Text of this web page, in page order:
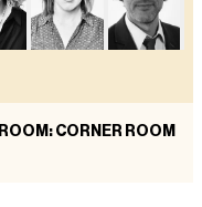
ROOM: CORNER ROOM